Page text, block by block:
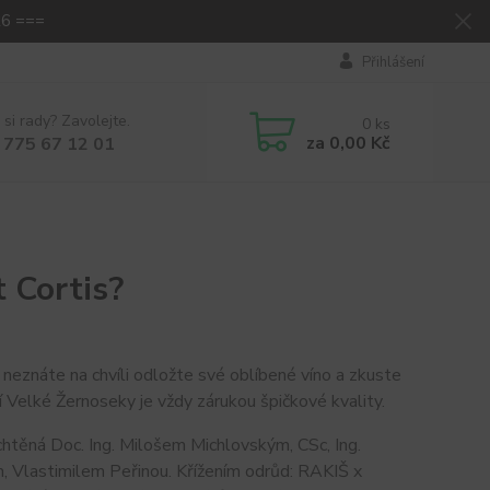
===
Přihlášení
si rady? Zavolejte.
775 67 12 01
0 ks
za 0,00 Kč
Cortis?
na chvíli odložte své oblíbené víno a zkuste
Žernoseky je vždy zárukou špičkové kvality.
Doc. Ing. Milošem Michlovským, CSc, Ing.
Vlastimilem Peřinou. Křížením odrůd: RAKIŠ x